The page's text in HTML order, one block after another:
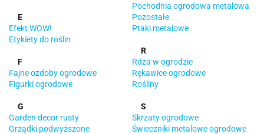
E
Efekt WOW!
Etykiety do roślin
F
Fajne ozdoby ogrodowe
Figurki ogrodowe
G
Garden decor rusty
Grządki podwyższone
Pochodnia ogrodowa metalowa
Pozostałe
Ptaki metalowe
R
Rdza w ogrodzie
Rękawice ogrodowe
Rośliny
S
Skrzaty ogrodowe
Świeczniki metalowe ogrodowe